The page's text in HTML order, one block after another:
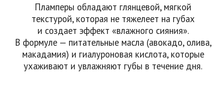
Пламперы обладают глянцевой, мягкой
текстурой, которая не тяжелеет на губах
и создает эффект «влажного сияния».
В формуле — питательные масла (авокадо, олива,
макадамия) и гиалуроновая кислота, которые
ухаживают и увлажняют губы в течение дня.